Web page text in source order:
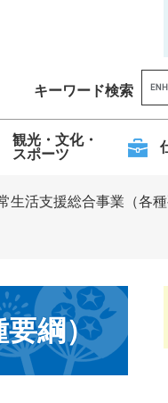
キーワード検索
G
o
g
l
カ
観光・文化・
スポーツ
生活支援総合事業（各種
要綱）